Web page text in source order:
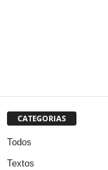
CATEGORIAS
Todos
Textos